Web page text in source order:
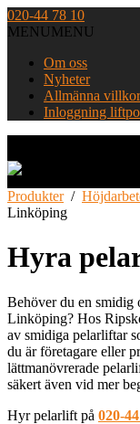
Skip
to
020-44 78 10
MENUMENU
Om oss
Nyheter
Allmänna
Inloggning
Produkter/
Linköping
Hyra
Behöver du en smidig
Linköping? Hos
av smidiga pelarliftar
du är företagare eller
lättmanövrerade
säkert även vid mer
Hyr pelarlift på 020-